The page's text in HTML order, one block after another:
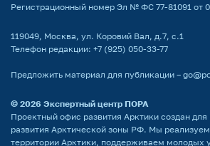
Регистрационный номер Эл № ФС 77-81091 от
119049, Москва, ул. Коровий Вал, д.7, с.1
Телефон редакции: +7 (925) 050-33-77
Предложить материал для публикации –
© 2026 Экспертный центр ПОРА
Проектный офис развития Арктики создан
развития Арктической зоны РФ. Мы
территории Арктики, поддерживаем молодых